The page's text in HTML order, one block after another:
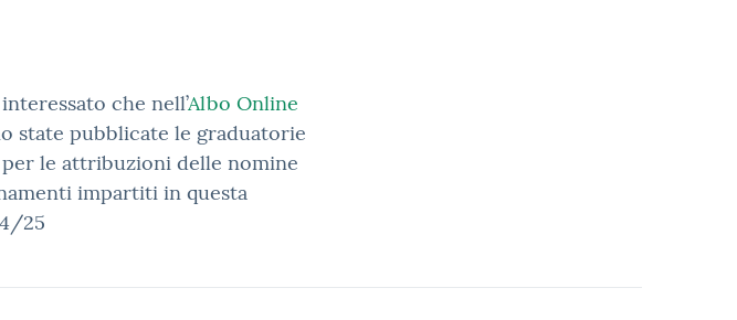
che nell’Albo Online
state pubblicate le graduatorie
le attribuzioni delle nomine
impartiti in questa
25